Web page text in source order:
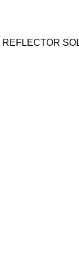
REFLECTOR